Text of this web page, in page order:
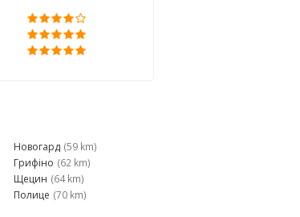
Новогард (59 km)
Грифіно (62 km)
Щецин (64 km)
Полице (70 km)